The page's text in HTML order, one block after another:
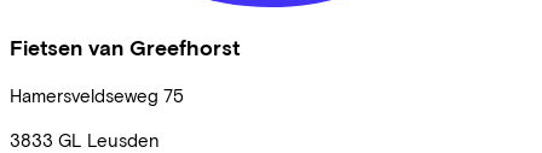
Fietsen van Greefhorst
Hamersveldseweg 75
3833 GL Leusden